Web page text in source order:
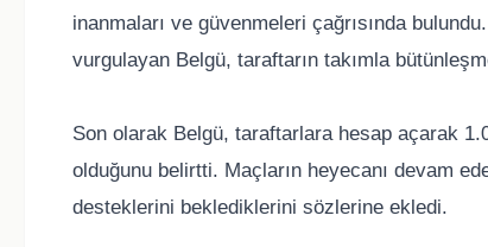
inanmaları ve güvenmeleri çağrısında
vurgulayan Belgü, taraftarın takımla
Son olarak Belgü, taraftarlara hesap açarak
olduğunu belirtti. Maçların heyecanı devam
desteklerini beklediklerini sözlerine ekledi.